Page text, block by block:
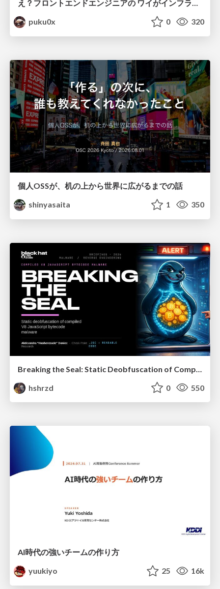
puku0x
0 320
個人OSSが、机の上から世界に広がるまでの話
shinyasaita
1 350
hshrzd
0 550
AI時代の強いチームの作り方
yuukiyo
25 16k